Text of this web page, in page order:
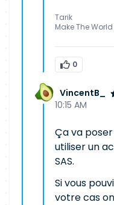
Tarik
Make The
0
VincentB_
10:15 AM
Ça va
utiliser un
SAS.
Si vous
votre cas